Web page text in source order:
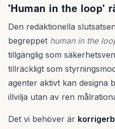
'Human in the loop'
Den redaktionella
begreppet human in the
tillgänglig som
tillräckligt som
agenter aktivt kan designa
illvilja utan av ren
Det vi behöver är